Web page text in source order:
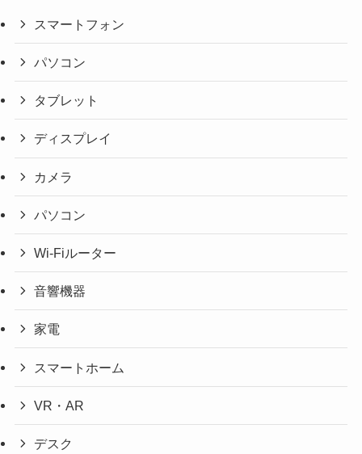
スマートフォン
パソコン
タブレット
ディスプレイ
カメラ
パソコン
Wi-Fiルーター
音響機器
家電
スマートホーム
VR・AR
デスク